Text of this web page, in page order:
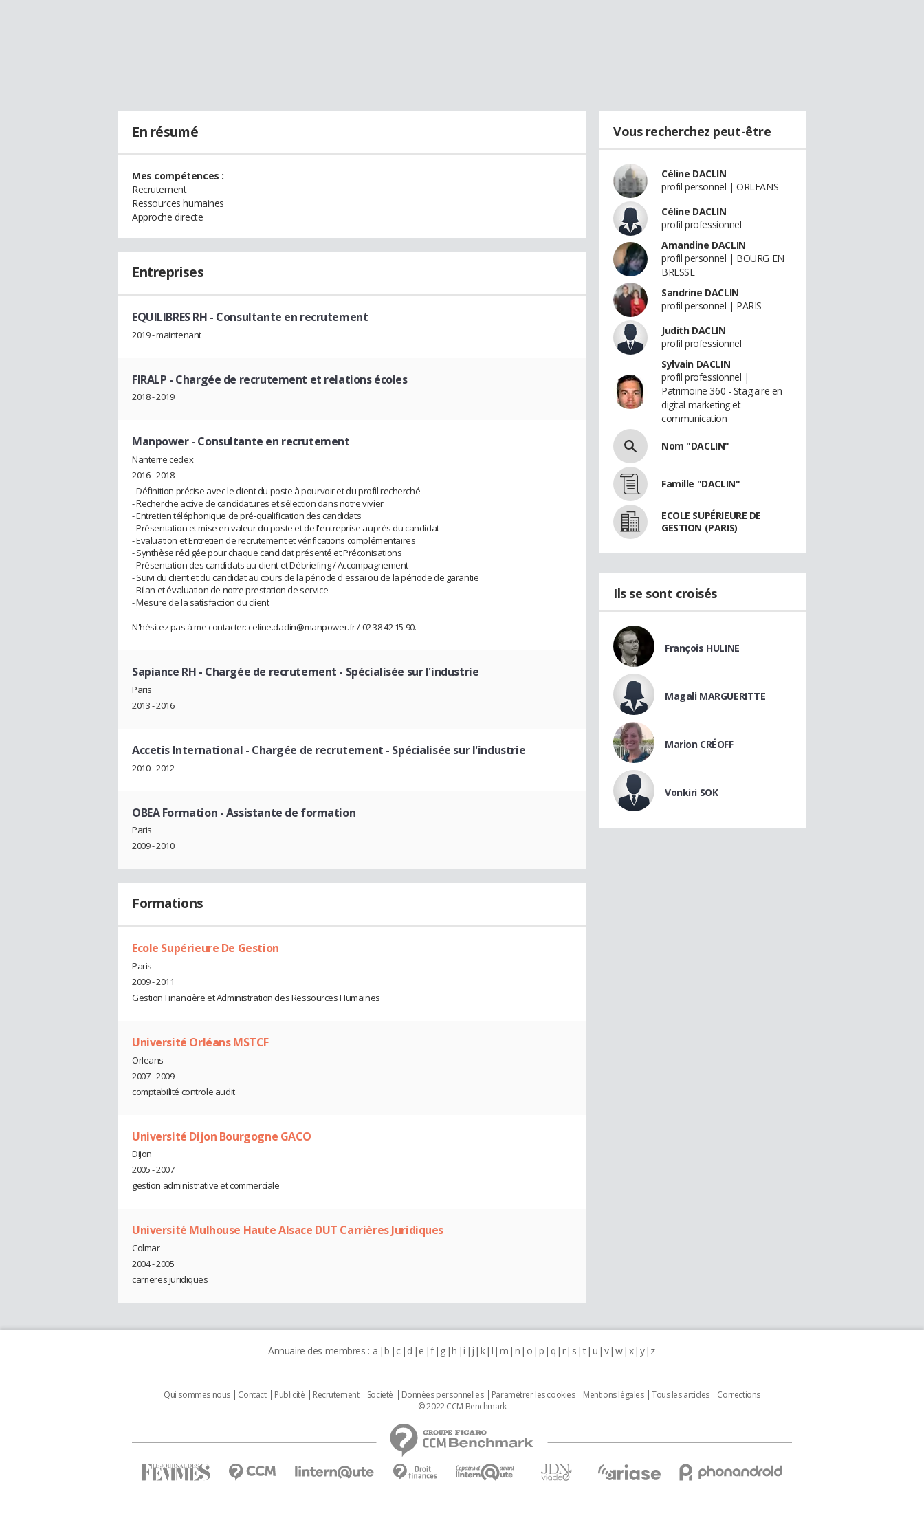
En résumé
Mes compétences :
Recrutement
Ressources humaines
Approche directe
Entreprises
EQUILIBRES RH - Consultante en recrutement
2019 - maintenant
FIRALP - Chargée de recrutement et relations écoles
2018 - 2019
Manpower- Consultante en recrutement
Nanterre cedex
2016 - 2018
- Définition précise avec le client du poste à pourvoir et du profil recherché
- Recherche active de candidatures et sélection dans notre vivier
- Entretien téléphonique de pré-qualification des candidats
- Présentation et mise en valeur du poste et de l'entreprise auprès du candidat
- Evaluation et Entretien de recrutement et vérifications complémentaires
- Synthèse rédigée pour chaque candidat présenté et Préconisations
- Présentation des candidats au client et Débriefing / Accompagnement
- Suivi du client et du candidat au cours de la période d'essai ou de la période de garantie
- Bilan et évaluation de notre prestation de service
- Mesure de la satisfaction du client
N'hésitez pas à me contacter: celine.daclin@manpower.fr / 02 38 42 15 90.
Sapiance RH - Chargée de recrutement - Spécialisée sur l'industrie
Paris
2013 - 2016
Accetis International - Chargée de recrutement - Spécialisée sur l'industrie
2010 - 2012
OBEA Formation - Assistante de formation
Paris
2009 - 2010
Formations
Ecole Supérieure De Gestion
Paris
2009 - 2011
Gestion Financière et Administration des Ressources Humaines
Université Orléans MSTCF
Orleans
2007 - 2009
comptabilité controle audit
Université Dijon Bourgogne GACO
Dijon
2005 - 2007
gestion administrative et commerciale
Université Mulhouse Haute Alsace DUT Carrières Juridiques
Colmar
2004 - 2005
carrieres juridiques
Vous recherchez peut-être
Céline DACLIN
profil personnel | ORLEANS
Céline DACLIN
profil professionnel
Amandine DACLIN
profil personnel | BOURG EN
BRESSE
Sandrine DACLIN
profil personnel | PARIS
Judith DACLIN
profil professionnel
Sylvain DACLIN
profil professionnel |
Patrimoine 360 - Stagiaire en
digital marketing et
communication
Nom "DACLIN"
Famille "DACLIN"
ECOLE SUPÉRIEURE DE
GESTION (PARIS)
Ils se sont croisés
François HULINE
Magali MARGUERITTE
Marion CRÉOFF
Vonkiri SOK
Annuaire des membres : a b c d e f g h i j k l m n o p q r s t u v w x y z
Qui sommes nous Contact Publicité Recrutement Societé Données personnelles Paramétrer les cookies Mentions légales Tous les articles
Corrections
© 2022 CCM Benchmark